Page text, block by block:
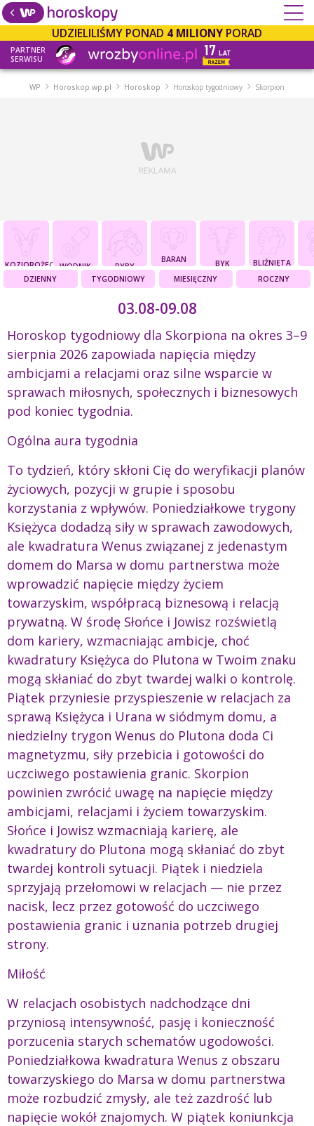
UDZIELILIŚMY PONAD 4 MILIONY PORAD
PARTNER
SERWISU
WP Horoskop.wp.pl Horoskop Horoskop tygodniowy Skorpion
KOZIOROŻEC WODNIK RYBY
BARAN BYK BLIŹNIĘTA
DZIENNY
TYGODNIOWY MIESIĘCZNY ROCZNY
03.08-09.08
Horoskop tygodniowy dla Skorpiona na okres 3–9
sierpnia 2026 zapowiada napięcia między
ambicjami a relacjami oraz silne wsparcie w
sprawach miłosnych, społecznych i biznesowych
pod koniec tygodnia.
Ogólna aura tygodnia
To tydzień, który skłoni Cię do weryfikacji planów
życiowych, pozycji w grupie i sposobu
korzystania z wpływów. Poniedziałkowe trygony
Księżyca dodadzą siły w sprawach zawodowych,
ale kwadratura Wenus związanej z jedenastym
domem do Marsa w domu partnerstwa może
wprowadzić napięcie między życiem
towarzyskim, współpracą biznesową i relacją
prywatną. W środę Słońce i Jowisz rozświetlą
dom kariery, wzmacniając ambicje, choć
kwadratury Księżyca do Plutona w Twoim znaku
mogą skłaniać do zbyt twardej walki o kontrolę.
Piątek przyniesie przyspieszenie w relacjach za
sprawą Księżyca i Urana w siódmym domu, a
niedzielny trygon Wenus do Plutona doda Ci
magnetyzmu, siły przebicia i gotowości do
uczciwego postawienia granic. Skorpion
powinien zwrócić uwagę na napięcie między
ambicjami, relacjami i życiem towarzyskim.
Słońce i Jowisz wzmacniają karierę, ale
kwadratury do Plutona mogą skłaniać do zbyt
twardej kontroli sytuacji. Piątek i niedziela
sprzyjają przełomowi w relacjach — nie przez
nacisk, lecz przez gotowość do uczciwego
postawienia granic i uznania potrzeb drugiej
strony.
Miłość
W relacjach osobistych nadchodzące dni
przyniosą intensywność, pasję i konieczność
porzucenia starych schematów ugodowości.
Poniedziałkowa kwadratura Wenus z obszaru
towarzyskiego do Marsa w domu partnerstwa
może rozbudzić zmysły, ale też zazdrość lub
napięcie wokół znajomych. W piątek koniunkcja